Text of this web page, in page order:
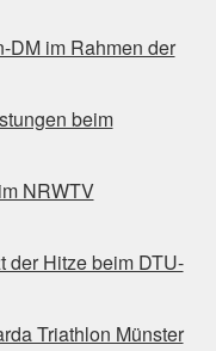
DM im Rahmen der
beim
NRWTV
der Hitze beim DTU-
Triathlon Münster